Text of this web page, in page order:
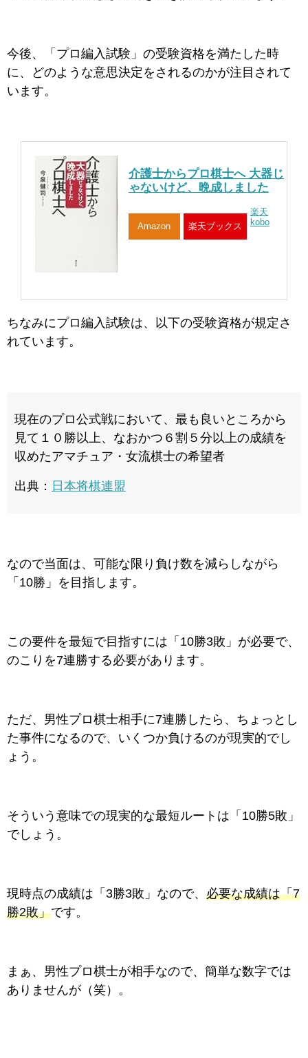
今後、「プロ編入試験」の受験資格を満たした時
に、どのような意思決定をされるのかが注目されて
います。
介護士からプロ棋士へ 大器じ
ゃないけど、晩成しました
Amazon 楽天ブックス
楽天
kobo
ちなみにプロ編入試験は、以下の受験資格が規定さ
れています。
現在のプロ公式戦において、最も良いところから
見て１０勝以上、なおかつ６割５分以上の成績を
収めたアマチュア・女流棋士の希望者
出典： 日本将棋連盟
なので当面は、可能な限り負け数を減らしながら
「10勝」を目指します。
この要件を最短で目指すには「10勝3敗」が必要で、
のこりを7連勝する必要があります。
ただ、男性プロ棋士相手に7連勝したら、ちょっとし
た事件になるので、いくつか負けるのが現実的でし
ょう。
そういう意味での現実的な最短ルートは「10勝5敗」
でしょう。
現時点の成績は「3勝3敗」なので、 必要な成績は「7
勝2敗」です。
まぁ、男性プロ棋士が相手なので、簡単な数字では
ありませんが（笑）。